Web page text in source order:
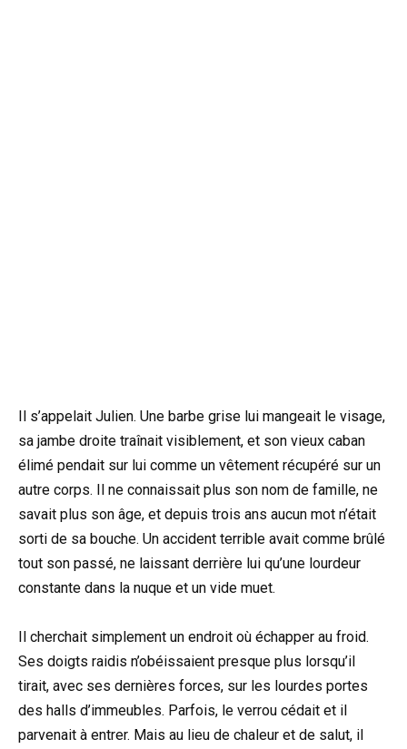
Il s’appelait Julien. Une barbe grise lui mangeait le visage,
sa jambe droite traînait visiblement, et son vieux caban
élimé pendait sur lui comme un vêtement récupéré sur un
autre corps. Il ne connaissait plus son nom de famille, ne
savait plus son âge, et depuis trois ans aucun mot n’était
sorti de sa bouche. Un accident terrible avait comme brûlé
tout son passé, ne laissant derrière lui qu’une lourdeur
constante dans la nuque et un vide muet.
Il cherchait simplement un endroit où échapper au froid.
Ses doigts raidis n’obéissaient presque plus lorsqu’il
tirait, avec ses dernières forces, sur les lourdes portes
des halls d’immeubles. Parfois, le verrou cédait et il
parvenait à entrer. Mais au lieu de chaleur et de salut, il